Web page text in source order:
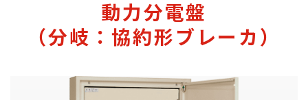
動力分電盤
（分岐：協約形ブレーカ）